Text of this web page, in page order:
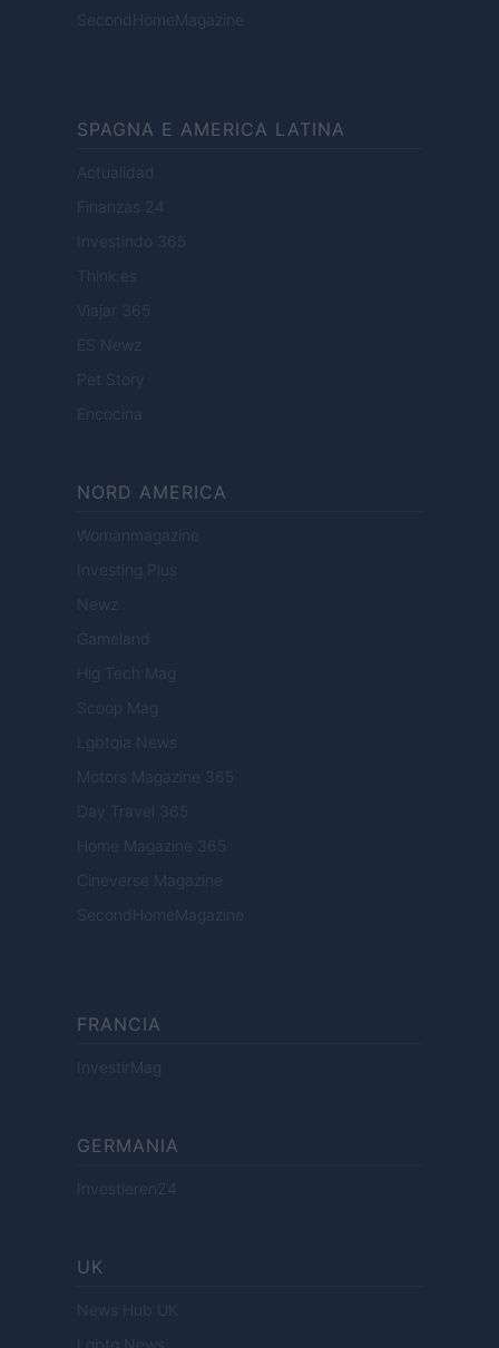
SecondHomeMagazine
SPAGNA E AMERICA LATINA
Actualidad
Finanzas 24
Investindo 365
Think.es
Viajar 365
ES Newz
Pet Story
Encocina
NORD AMERICA
Womanmagazine
Investing Plus
Newz
Gameland
Hig Tech Mag
Scoop Mag
Lgbtqia News
Motors Magazine 365
Day Travel 365
Home Magazine 365
Cineverse Magazine
SecondHomeMagazine
FRANCIA
InvestirMag
GERMANIA
Investieren24
UK
News Hub UK
Lgbtq News